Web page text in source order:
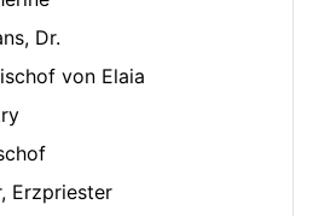
Dr.
von Elaia
Erzpriester